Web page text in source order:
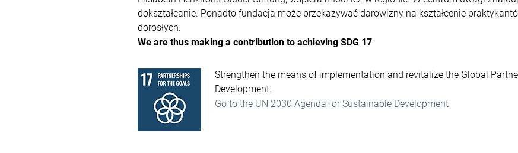
dokształcanie. Ponadto fundacja może przekazywać darowizny na kształcenie
dorosłych.
We are thus making a contribution to achieving SDG 17
Strengthen the means of implementation and revitalize the Global
Development.
Go to the UN 2030 Agenda for Sustainable Development